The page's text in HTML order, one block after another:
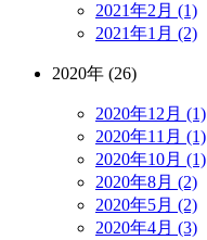
2021年2月 (1)
2021年1月 (2)
2020年 (26)
2020年12月 (1)
2020年11月 (1)
2020年10月 (1)
2020年8月 (2)
2020年5月 (2)
2020年4月 (3)